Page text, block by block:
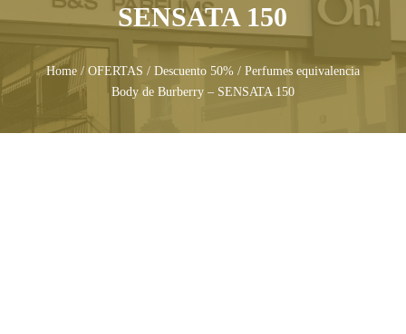
SENSATA 150
Home/ OFERTAS / Descuento 50%/ Perfumes equivalencia
Body de Burberry – SENSATA 150